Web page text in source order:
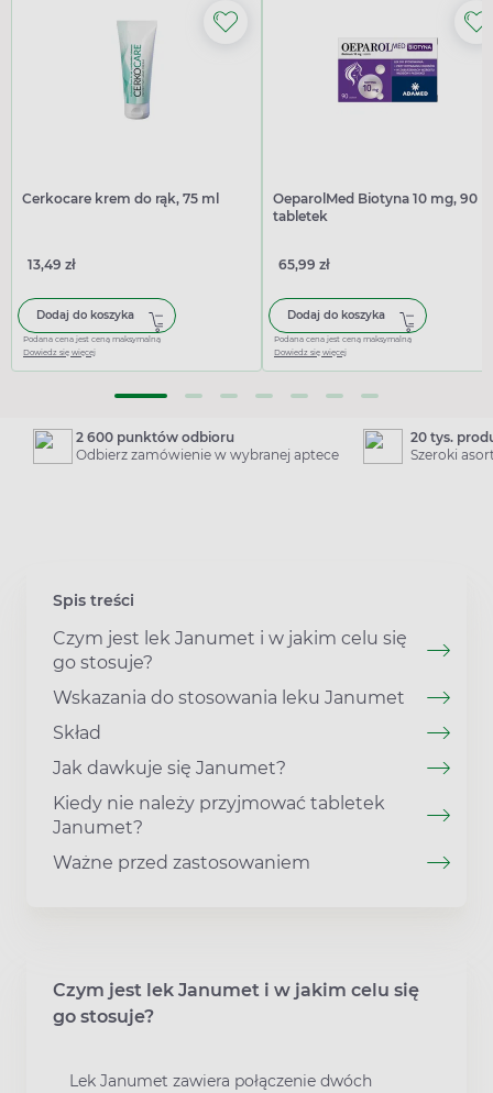
Cerkocare krem do rąk, 75 ml
13,49 zł
Dodaj do koszyka
Podana cena jest ceną maksymalną
Dowiedz się więcej
OeparolMed Biotyna 10 mg, 90
tabletek
65,99 zł
Dodaj do koszyka
Podana cena jest ceną maksymalną
Dowiedz się więcej
2 600 punktów odbioru
Odbierz zamówienie w wybranej aptece
20 tys.
Szeroki
Spis treści
Czym jest lek Janumet i w jakim celu się
go stosuje?
Wskazania do stosowania leku Janumet
Skład
Jak dawkuje się Janumet?
Kiedy nie należy przyjmować tabletek
Janumet?
Ważne przed zastosowaniem
Czym jest lek Janumet i w jakim celu się
go stosuje?
Lek Janumet zawiera połączenie dwóch